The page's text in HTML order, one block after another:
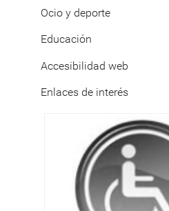
Ocio y deporte
Educación
Accesibilidad web
Enlaces de interés